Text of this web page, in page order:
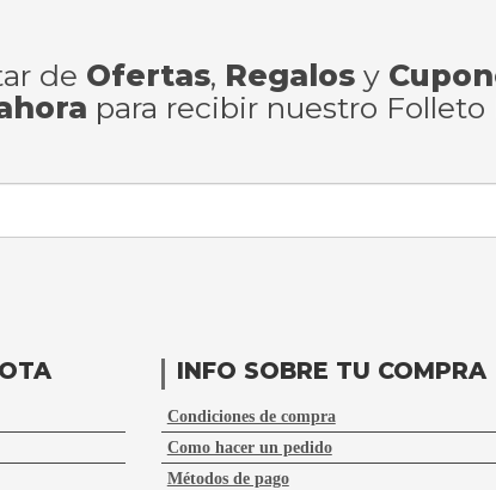
de Ofertas, Regalosy
para recibir nuestro
INFO SOBRE TU COMPRA
Condiciones de compra
Como hacer un pedido
Métodos de pago